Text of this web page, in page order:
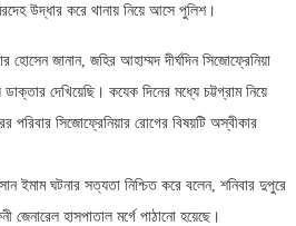
উদ্ধার করে থানায় নিয়ে আসে পুলিশ।
হোসেন জানান, জহির আহাম্মদ দীর্ঘদিন সিজোফ্রেনিয়া
দেখিয়েছি। কযেক দিনের মধ্যে চট্টগ্রাম নিয়ে
পরিবার সিজোফ্রেনিয়ার রোগের বিষয়টি অস্বীকার
ইমাম ঘটনার সত্যতা নিশ্চিত করে বলেন, শনিবার দুপুরে
জেনারেল হাসপাতাল মর্গে পাঠানো হয়েছে।